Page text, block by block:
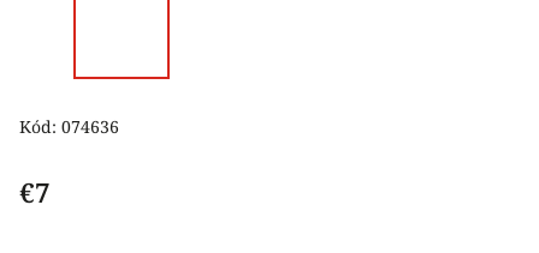
Kód: 074636
€7